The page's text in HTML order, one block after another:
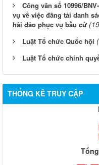
Công văn số 10996/
vụ về việc đăng tải danh
hải đảo phục vụ bầu cử
Luật Tổ chức Quốc hội
Luật Tổ chức chính
THỐNG KÊ TRUY CẬP